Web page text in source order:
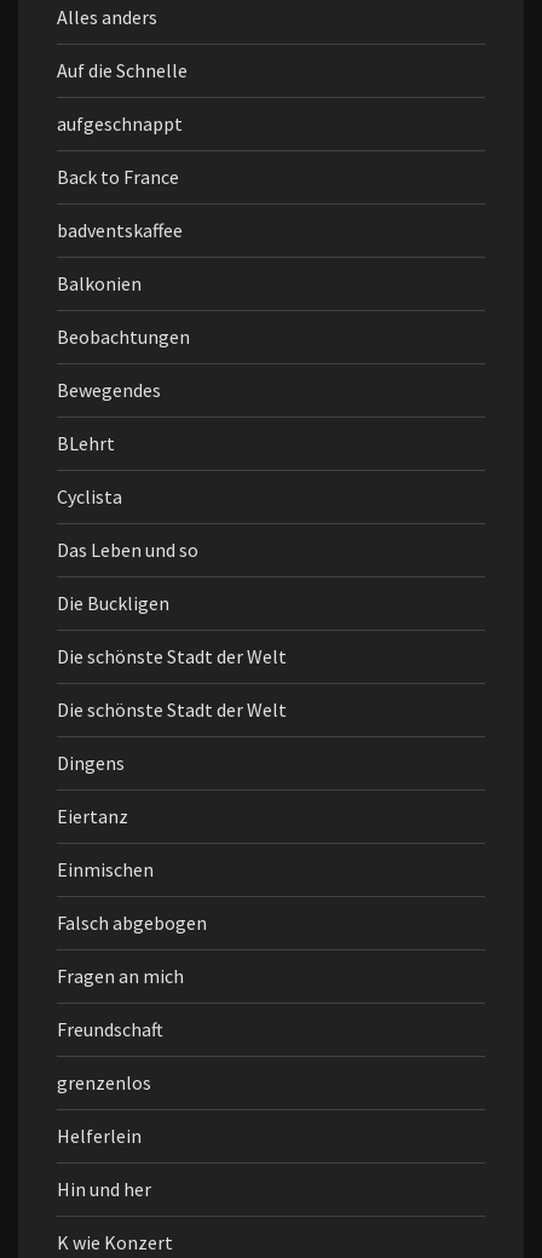
Alles anders
Auf die Schnelle
aufgeschnappt
Back to France
badventskaffee
Balkonien
Beobachtungen
Bewegendes
BLehrt
Cyclista
Das Leben und so
Die Buckligen
Die schönste Stadt der Welt
Die schönste Stadt der Welt
Dingens
Eiertanz
Einmischen
Falsch abgebogen
Fragen an mich
Freundschaft
grenzenlos
Helferlein
Hin und her
K wie Konzert